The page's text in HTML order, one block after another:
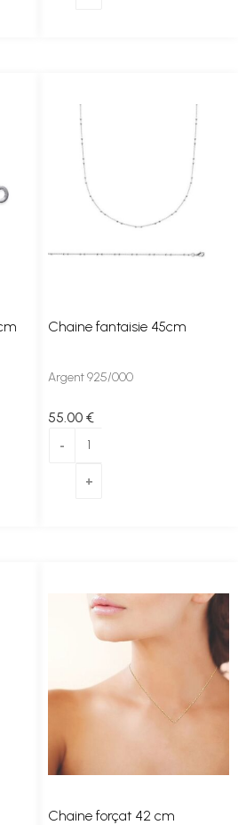
Chaine fantaisie 45cm
Argent 925/000
55 .00 €
Chaine forçat 42 cm